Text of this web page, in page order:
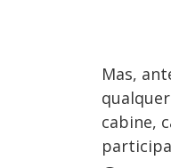
Mas,
cabine,